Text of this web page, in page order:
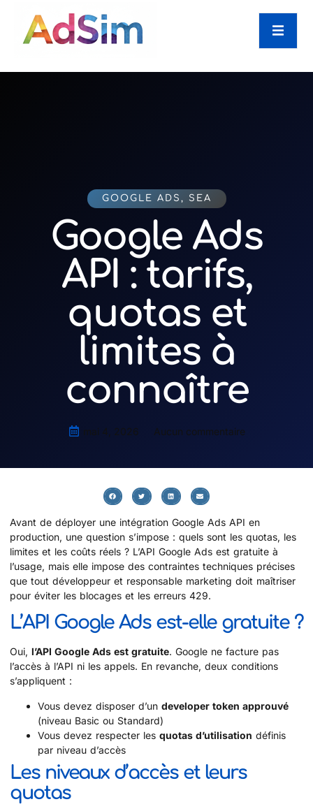
GOOGLE ADS , SEA
Google Ads
API : tarifs,
quotas et
limites à
connaître
mai 4, 2026 Aucun commentaire
Avant de déployer une intégration Google Ads API en
production, une question s’impose : quels sont les quotas, les
limites et les coûts réels ? L’API Google Ads est gratuite à
l’usage, mais elle impose des contraintes techniques précises
que tout développeur et responsable marketing doit maîtriser
pour éviter les blocages et les erreurs 429.
L’API Google Ads est-elle gratuite ?
Oui, l’API Google Ads est gratuite. Google ne facture pas
l’accès à l’API ni les appels. En revanche, deux conditions
s’appliquent :
Vous devez disposer d’un developer token approuvé
(niveau Basic ou Standard)
Vous devez respecter les quotas d’utilisation définis
par niveau d’accès
Les niveaux d’accès et leurs
quotas